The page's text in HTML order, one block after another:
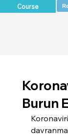
Course
Burun